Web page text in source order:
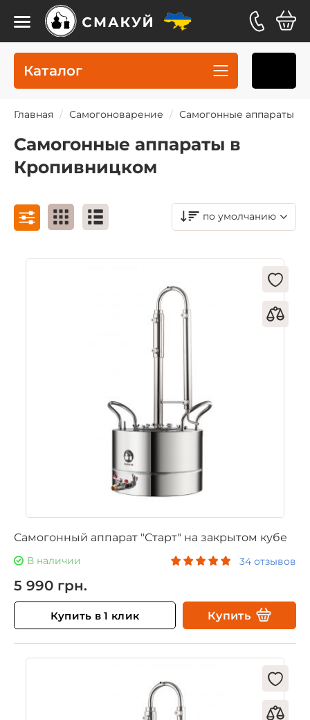
Каталог
Главная Самогоноварение Самогонные аппараты
Самогонные аппараты в
Кропивницком
по умолчанию
Самогонный аппарат "Старт" на закрытом кубе
В наличии 34 отзывов
5 990 грн.
Купить в 1 клик Купить